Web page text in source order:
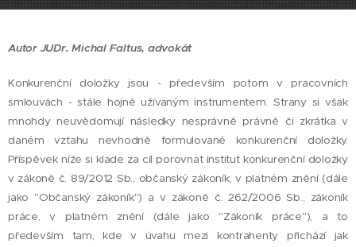
Autor JUDr. Michal Faltus, advokát
Konkurenční doložky jsou - především potom v pracovních
smlouvách - stále hojně užívaným instrumentem. Strany si však
mnohdy neuvědomují následky nesprávně právně či zkrátka v
daném vztahu nevhodně formulované konkurenční doložky.
Příspěvek níže si klade za cíl porovnat institut konkurenční doložky
v zákoně č. 89/2012 Sb., občanský zákoník, v platném znění (dále
jako "Občanský zákoník") a v zákoně č. 262/2006 Sb., zákoník
práce, v platném znění (dále jako "Zákoník práce"), a to
především tam, kde v úvahu mezi kontrahenty přichází jak